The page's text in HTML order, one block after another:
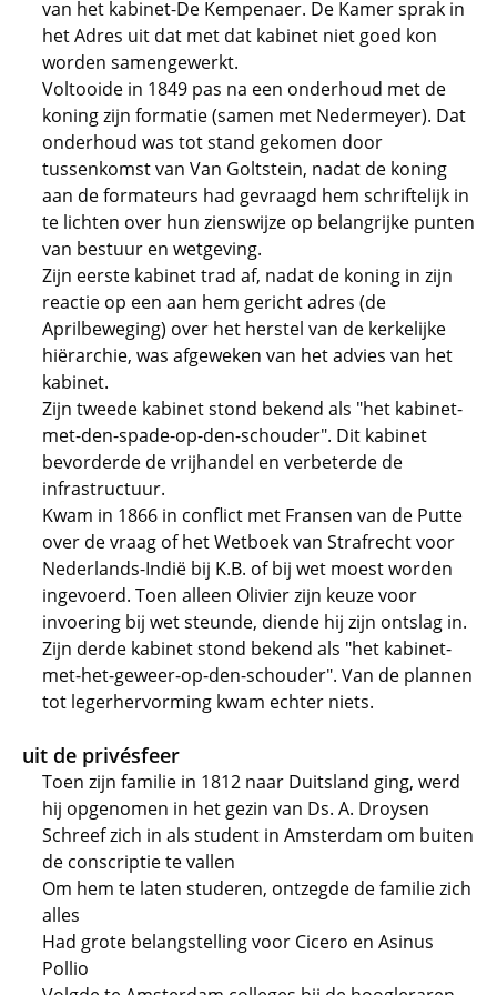
van het kabinet-De Kempenaer. De Kamer sprak in
het Adres uit dat met dat kabinet niet goed kon
worden samengewerkt.
Voltooide in 1849 pas na een onderhoud met de
koning zijn formatie (samen met Nedermeyer). Dat
onderhoud was tot stand gekomen door
tussenkomst van Van Goltstein, nadat de koning
aan de formateurs had gevraagd hem schriftelijk in
te lichten over hun zienswijze op belangrijke punten
van bestuur en wetgeving.
Zijn eerste kabinet trad af, nadat de koning in zijn
reactie op een aan hem gericht adres (de
Aprilbeweging) over het herstel van de kerkelijke
hiërarchie, was afgeweken van het advies van het
kabinet.
Zijn tweede kabinet stond bekend als "het kabinet-
met-den-spade-op-den-schouder". Dit kabinet
bevorderde de vrijhandel en verbeterde de
infrastructuur.
Kwam in 1866 in conflict met Fransen van de Putte
over de vraag of het Wetboek van Strafrecht voor
Nederlands-Indië bij K.B. of bij wet moest worden
ingevoerd. Toen alleen Olivier zijn keuze voor
invoering bij wet steunde, diende hij zijn ontslag in.
Zijn derde kabinet stond bekend als "het kabinet-
met-het-geweer-op-den-schouder". Van de plannen
tot legerhervorming kwam echter niets.
uit de privésfeer
Toen zijn familie in 1812 naar Duitsland ging, werd
hij opgenomen in het gezin van Ds. A. Droysen
Schreef zich in als student in Amsterdam om buiten
de conscriptie te vallen
Om hem te laten studeren, ontzegde de familie zich
alles
Had grote belangstelling voor Cicero en Asinus
Pollio